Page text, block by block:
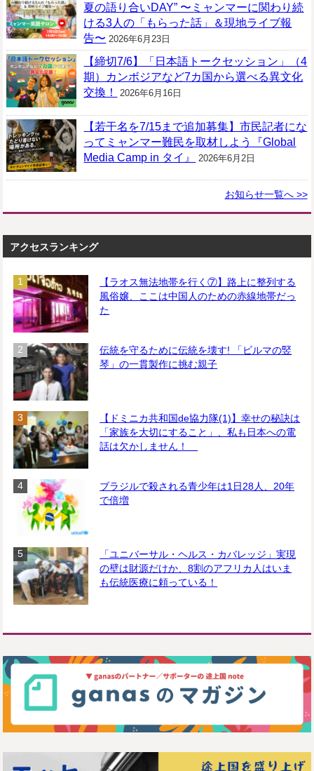
夏の語り合いDAY” 〜ミャンマーに関わり続
ける3人の「もらった話」＆現地ライブ報
告〜 2026年6月23日
【締切7/6】「日本語トークセッション」（4
期）カンボジアなど7カ国から選べる異文化
交換！
2026年6月16日
【若干名を7/15まで追加募集】市民記者にな
ってミャンマー難民を取材しよう『Global
Media Camp in タイ』
2026年6月2日
お知らせ一覧へ >>
アクセスランキング
【ラオス無法地帯を行く⑦】路上に整列する
風俗嬢、ここは中国人のための赤線地帯だっ
た
伝統を守るために伝統を壊す! 「ビルマの竪
琴」の一貫製作に挑む親子
【ドミニカ共和国de協力隊(1)】幸せの秘訣は
「家族を大切にすること」、私も日本への電
話は欠かしません！
ブラジルで殺される青少年は1日28人、20年
で倍増
「ユニバーサル・ヘルス・カバレッジ」実現
の壁は財源だけか、8割のアフリカ人はいま
も伝統医療に頼っている！